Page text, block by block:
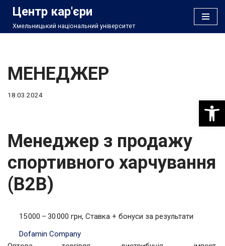
Перейти
Центр кар'єри
Хмельницький національний університет
МЕНЕДЖЕР
18.03.2024
Менеджер з продажу
спортивного харчування
(B2B)
15 000 – 30 000 грн, Ставка + бонуси за результати
Dofamin Company